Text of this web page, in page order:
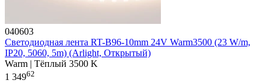
040603
Светодиодная лента RT-B96-10mm 24V Warm3500 (23 W/m,
IP20, 5060, 5m) (Arlight, Открытый)
Warm | Тёплый 3500 K
1 34962